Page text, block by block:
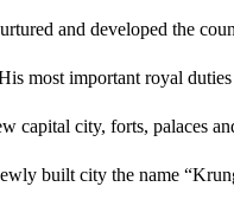
and developed the
most important royal
capital city, forts, palaces
built city the name